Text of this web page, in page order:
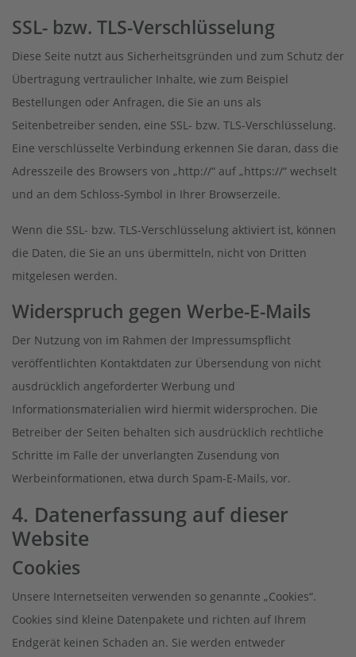
SSL- bzw. TLS-Verschlüsselung
Diese Seite nutzt aus Sicherheitsgründen und zum Schutz der
Übertragung vertraulicher Inhalte, wie zum Beispiel
Bestellungen oder Anfragen, die Sie an uns als
Seitenbetreiber senden, eine SSL- bzw. TLS-Verschlüsselung.
Eine verschlüsselte Verbindung erkennen Sie daran, dass die
Adresszeile des Browsers von „http://“ auf „https://“ wechselt
und an dem Schloss-Symbol in Ihrer Browserzeile.
Wenn die SSL- bzw. TLS-Verschlüsselung aktiviert ist, können
die Daten, die Sie an uns übermitteln, nicht von Dritten
mitgelesen werden.
Widerspruch gegen Werbe-E-Mails
Der Nutzung von im Rahmen der Impressumspflicht
veröffentlichten Kontaktdaten zur Übersendung von nicht
ausdrücklich angeforderter Werbung und
Informationsmaterialien wird hiermit widersprochen. Die
Betreiber der Seiten behalten sich ausdrücklich rechtliche
Schritte im Falle der unverlangten Zusendung von
Werbeinformationen, etwa durch Spam-E-Mails, vor.
4. Datenerfassung auf dieser
Website
Cookies
Unsere Internetseiten verwenden so genannte „Cookies“.
Cookies sind kleine Datenpakete und richten auf Ihrem
Endgerät keinen Schaden an. Sie werden entweder